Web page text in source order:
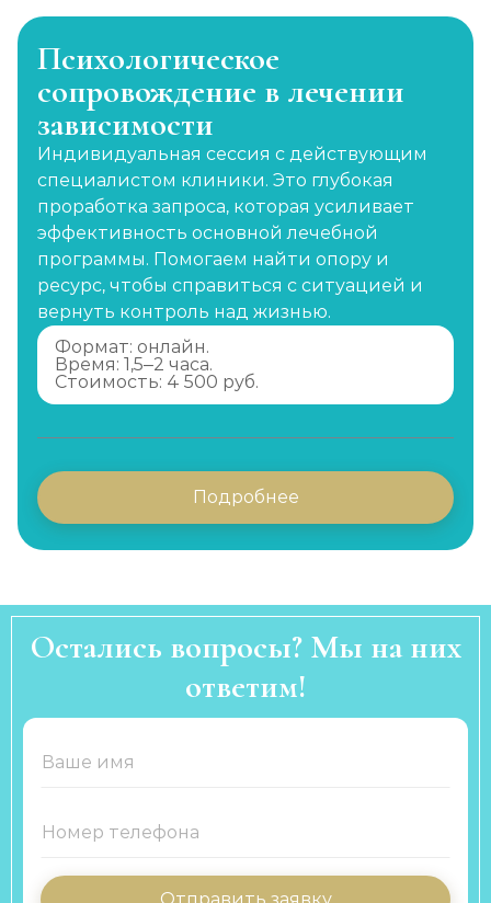
Психологическое
сопровождение в лечении
зависимости
Индивидуальная сессия с действующим
специалистом клиники. Это глубокая
проработка запроса, которая усиливает
эффективность основной лечебной
программы. Помогаем найти опору и
ресурс, чтобы справиться с ситуацией и
вернуть контроль над жизнью.
Формат: онлайн.
Время: 1,5–2 часа.
Стоимость: 4 500 руб.
Подробнее
Остались вопросы? Мы на них
ответим!